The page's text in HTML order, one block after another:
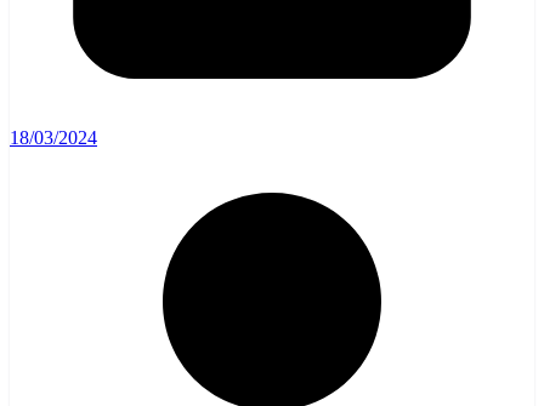
18/03/2024